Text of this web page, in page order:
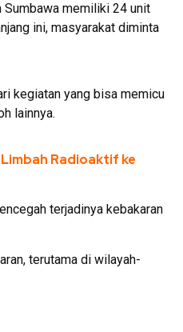
Sumbawa memiliki 24 unit
ini, masyarakat diminta
kegiatan yang bisa memicu
lainnya.
Radioaktif ke
terjadinya kebakaran
terutama di wilayah-